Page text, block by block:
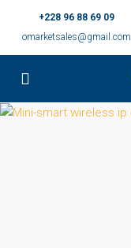
+228 96 88 69 09
omarketsales@gmail.com